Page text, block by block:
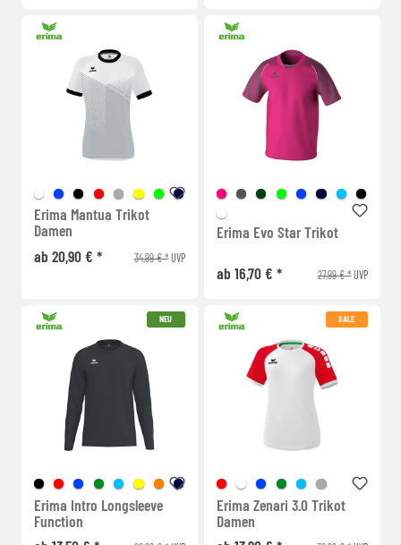
Erima Mantua Trikot
Damen
ab 20,90 € *
34,99 € *UVP
Erima Evo Star Trikot
ab 16,70 € * 27,99 € *UVP
NEU
Erima Intro Longsleeve
Function
SALE
Erima Zenari 3.0 Trikot
Damen